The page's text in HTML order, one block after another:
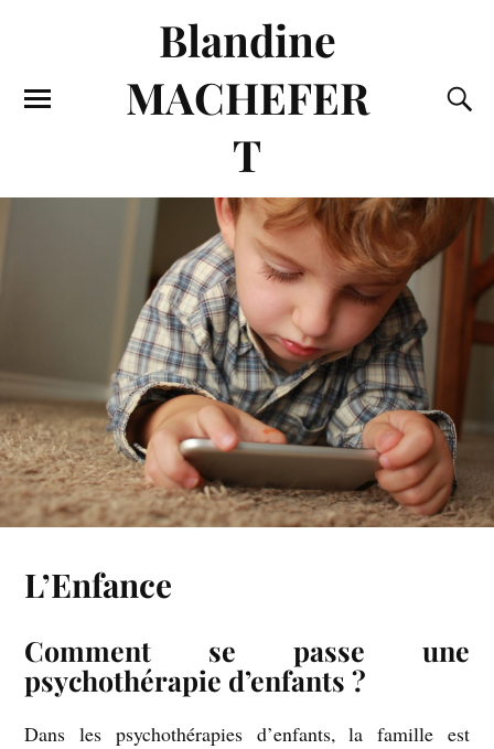
Blandine
MACHEFER
T
L’Enfance
Comment se passe une
psychothérapie d’enfants ?
Dans les psychothérapies d’enfants, la famille est